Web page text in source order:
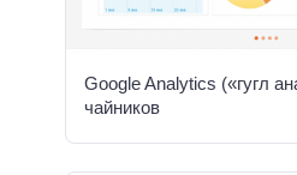
Google Analytics («гугл
чайников